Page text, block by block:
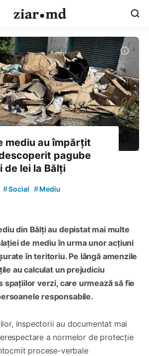
mediu au împărțit
pagube
de lei la Bălți
#Social #Mediu
din Bălți au depistat mai multe
de mediu în urma unor acțiuni
în teritoriu. Pe lângă amenzile
au calculat un prejudiciu
spațiilor verzi, care urmează să fie
responsabile.
inspectorii au documentat mai
a normelor de protecție
procese-verbale